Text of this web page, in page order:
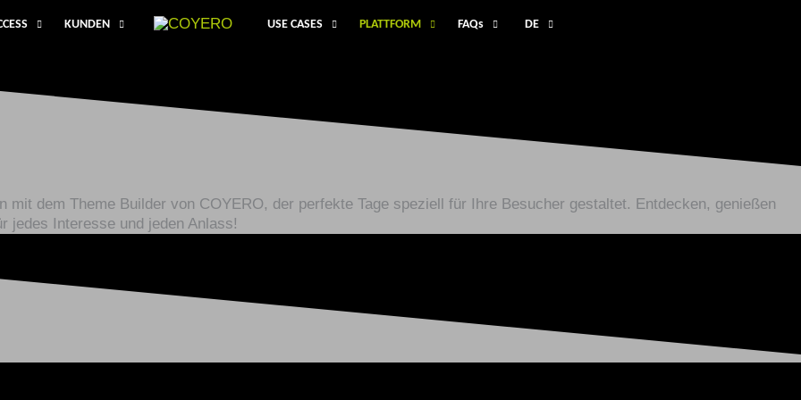
KUNDEN USE CASES PLATTFORM FAQs DE
dem Theme Builder von COYERO, der perfekte Tage speziell für Ihre Besucher gestaltet. Entdecken, genießen
jedes Interesse und jeden Anlass!